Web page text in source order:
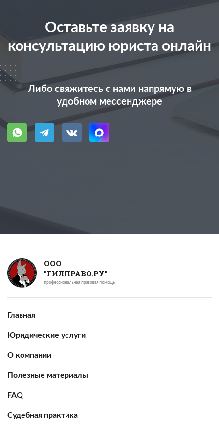
Оставьте заявку на
консультацию юриста онлайн
Либо свяжитесь с нами напрямую в
удобном мессенджере
ООО
"ГИЛПРАВО.РУ"
Главная
Юридические услуги
О компании
Полезные материалы
FAQ
Судебная практика